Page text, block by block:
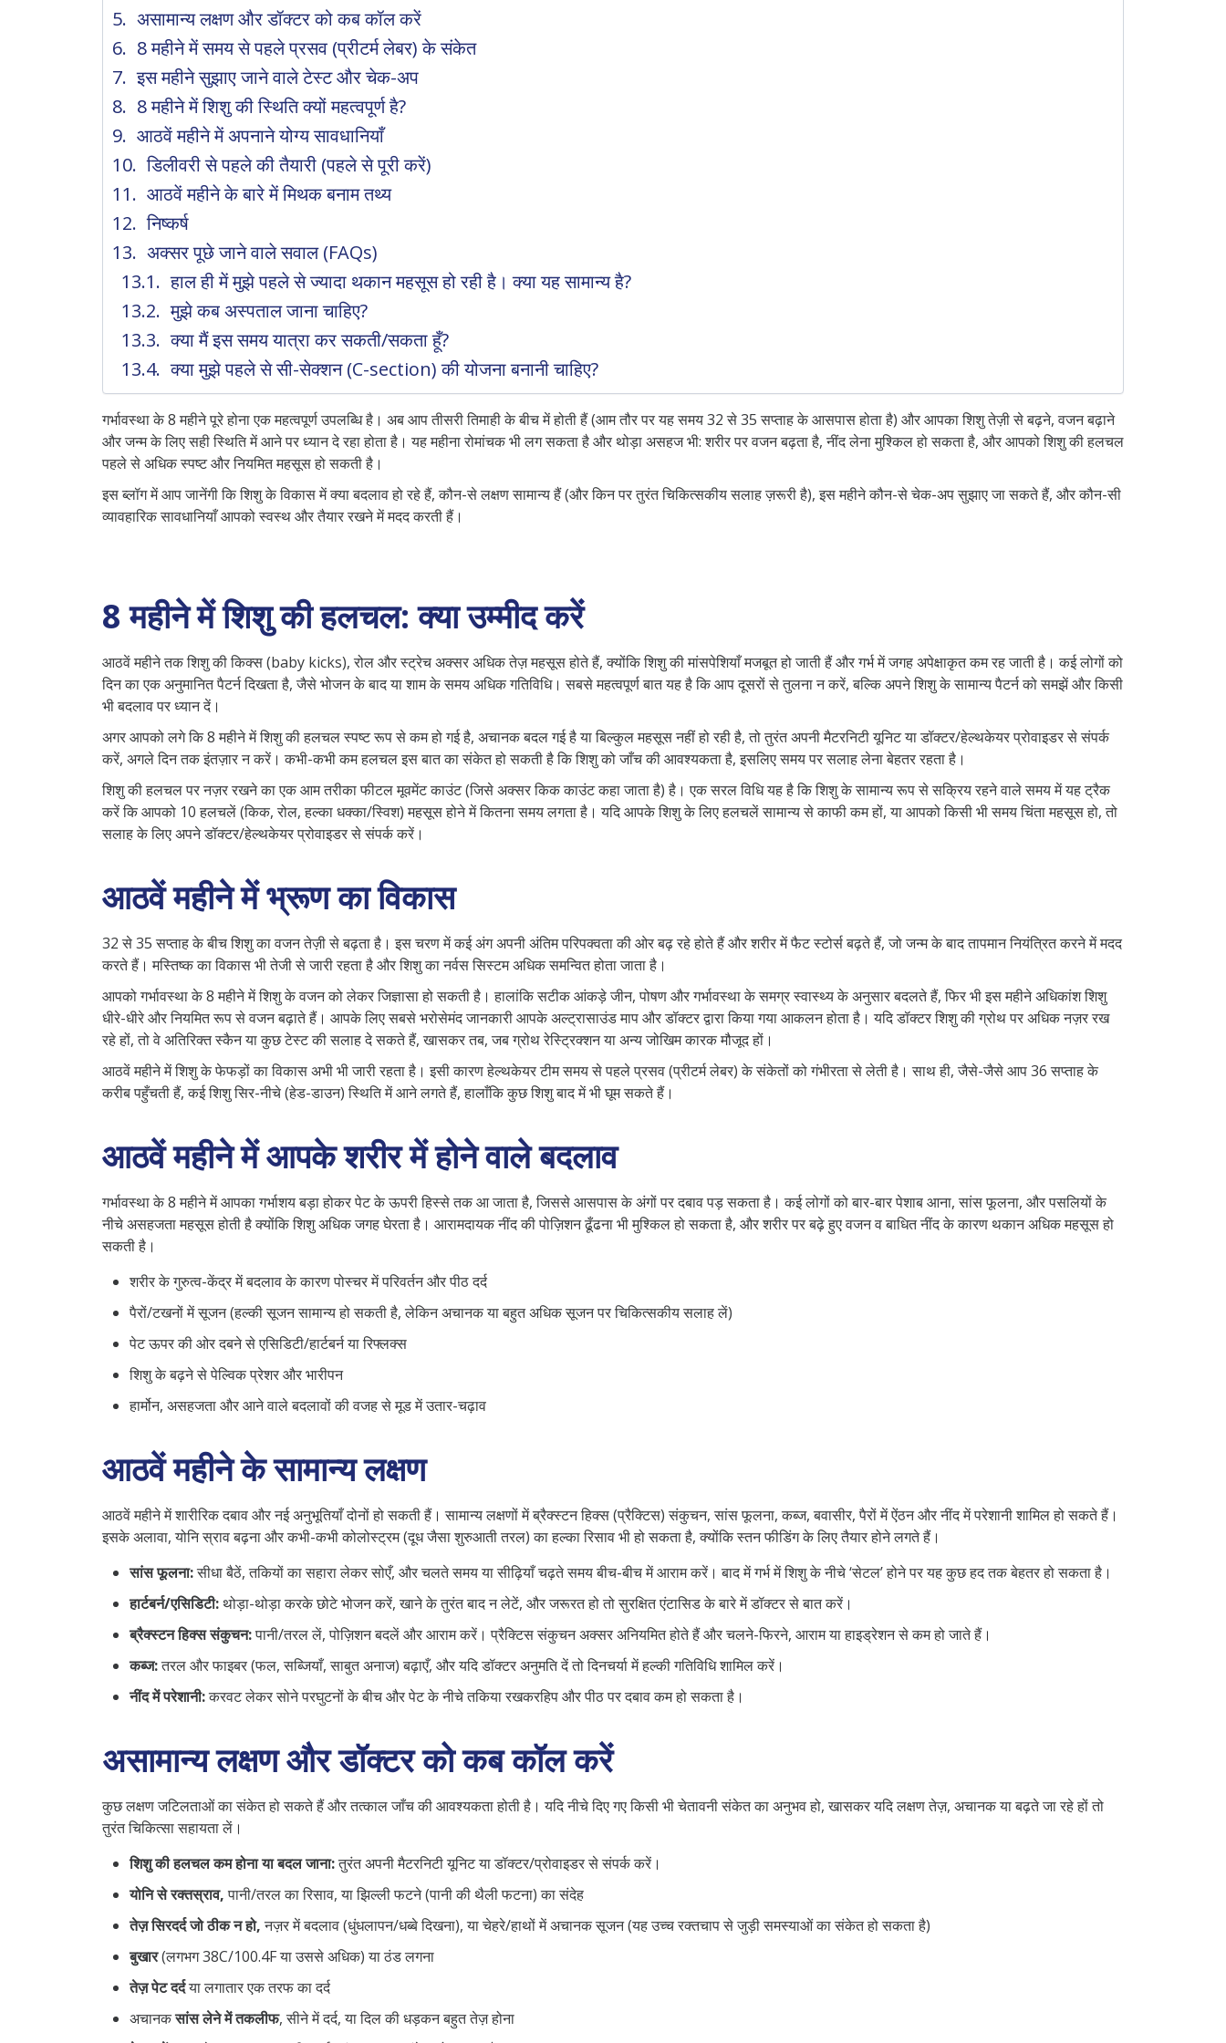
असामान्य लक्षण और डॉक्टर को कब कॉल करें
8 महीने में समय से पहले प्रसव (प्रीटर्म लेबर) के संकेत
इस महीने सुझाए जाने वाले टेस्ट और चेक-अप
8 महीने में शिशु की स्थिति क्यों महत्वपूर्ण है?
आठवें महीने में अपनाने योग्य सावधानियाँ
डिलीवरी से पहले की तैयारी (पहले से पूरी करें)
आठवें महीने के बारे में मिथक बनाम तथ्य
निष्कर्ष
अक्सर पूछे जाने वाले सवाल (FAQs)
हाल ही में मुझे पहले से ज्यादा थकान महसूस हो रही है। क्या यह सामान्य है?
मुझे कब अस्पताल जाना चाहिए?
क्या मैं इस समय यात्रा कर सकती/सकता हूँ?
क्या मुझे पहले से सी-सेक्शन (C-section) की योजना बनानी चाहिए?
गर्भावस्था के 8 महीने पूरे होना एक महत्वपूर्ण उपलब्धि है। अब आप तीसरी तिमाही के बीच में होती हैं (आम तौर पर यह समय 32 से 35 सप्ताह के आसपास होता है) और आपका शिशु तेज़ी से बढ़ने, वजन बढ़ाने
और जन्म के लिए सही स्थिति में आने पर ध्यान दे रहा होता है। यह महीना रोमांचक भी लग सकता है और थोड़ा असहज भी: शरीर पर वजन बढ़ता है, नींद लेना मुश्किल हो सकता है, और आपको शिशु की हलचल
पहले से अधिक स्पष्ट और नियमित महसूस हो सकती है।
इस ब्लॉग में आप जानेंगी कि शिशु के विकास में क्या बदलाव हो रहे हैं, कौन-से लक्षण सामान्य हैं (और किन पर तुरंत चिकित्सकीय सलाह ज़रूरी है), इस महीने कौन-से चेक-अप सुझाए जा सकते हैं, और कौन-सी
व्यावहारिक सावधानियाँ आपको स्वस्थ और तैयार रखने में मदद करती हैं।
8 महीने में शिशु की हलचल: क्या उम्मीद करें
आठवें महीने तक शिशु की किक्स (baby kicks), रोल और स्ट्रेच अक्सर अधिक तेज़ महसूस होते हैं, क्योंकि शिशु की मांसपेशियाँ मजबूत हो जाती हैं और गर्भ में जगह अपेक्षाकृत कम रह जाती है। कई लोगों को
दिन का एक अनुमानित पैटर्न दिखता है, जैसे भोजन के बाद या शाम के समय अधिक गतिविधि। सबसे महत्वपूर्ण बात यह है कि आप दूसरों से तुलना न करें, बल्कि अपने शिशु के सामान्य पैटर्न को समझें और किसी
भी बदलाव पर ध्यान दें।
अगर आपको लगे कि 8 महीने में शिशु की हलचल स्पष्ट रूप से कम हो गई है, अचानक बदल गई है या बिल्कुल महसूस नहीं हो रही है, तो तुरंत अपनी मैटरनिटी यूनिट या डॉक्टर/हेल्थकेयर प्रोवाइडर से संपर्क
करें, अगले दिन तक इंतज़ार न करें। कभी-कभी कम हलचल इस बात का संकेत हो सकती है कि शिशु को जाँच की आवश्यकता है, इसलिए समय पर सलाह लेना बेहतर रहता है।
शिशु की हलचल पर नज़र रखने का एक आम तरीका फीटल मूवमेंट काउंट (जिसे अक्सर किक काउंट कहा जाता है) है। एक सरल विधि यह है कि शिशु के सामान्य रूप से सक्रिय रहने वाले समय में यह ट्रैक
करें कि आपको 10 हलचलें (किक, रोल, हल्का धक्का/स्विश) महसूस होने में कितना समय लगता है। यदि आपके शिशु के लिए हलचलें सामान्य से काफी कम हों, या आपको किसी भी समय चिंता महसूस हो, तो
सलाह के लिए अपने डॉक्टर/हेल्थकेयर प्रोवाइडर से संपर्क करें।
आठवें महीने में भ्रूण का विकास
32 से 35 सप्ताह के बीच शिशु का वजन तेज़ी से बढ़ता है। इस चरण में कई अंग अपनी अंतिम परिपक्वता की ओर बढ़ रहे होते हैं और शरीर में फैट स्टोर्स बढ़ते हैं, जो जन्म के बाद तापमान नियंत्रित करने में मदद
करते हैं। मस्तिष्क का विकास भी तेजी से जारी रहता है और शिशु का नर्वस सिस्टम अधिक समन्वित होता जाता है।
आपको गर्भावस्था के 8 महीने में शिशु के वजन को लेकर जिज्ञासा हो सकती है। हालांकि सटीक आंकड़े जीन, पोषण और गर्भावस्था के समग्र स्वास्थ्य के अनुसार बदलते हैं, फिर भी इस महीने अधिकांश शिशु
धीरे-धीरे और नियमित रूप से वजन बढ़ाते हैं। आपके लिए सबसे भरोसेमंद जानकारी आपके अल्ट्रासाउंड माप और डॉक्टर द्वारा किया गया आकलन होता है। यदि डॉक्टर शिशु की ग्रोथ पर अधिक नज़र रख
रहे हों, तो वे अतिरिक्त स्कैन या कुछ टेस्ट की सलाह दे सकते हैं, खासकर तब, जब ग्रोथ रेस्ट्रिक्शन या अन्य जोखिम कारक मौजूद हों।
आठवें महीने में शिशु के फेफड़ों का विकास अभी भी जारी रहता है। इसी कारण हेल्थकेयर टीम समय से पहले प्रसव (प्रीटर्म लेबर) के संकेतों को गंभीरता से लेती है। साथ ही, जैसे-जैसे आप 36 सप्ताह के
करीब पहुँचती हैं, कई शिशु सिर-नीचे (हेड-डाउन) स्थिति में आने लगते हैं, हालाँकि कुछ शिशु बाद में भी घूम सकते हैं।
आठवें महीने में आपके शरीर में होने वाले बदलाव
गर्भावस्था के 8 महीने में आपका गर्भाशय बड़ा होकर पेट के ऊपरी हिस्से तक आ जाता है, जिससे आसपास के अंगों पर दबाव पड़ सकता है। कई लोगों को बार-बार पेशाब आना, सांस फूलना, और पसलियों के
नीचे असहजता महसूस होती है क्योंकि शिशु अधिक जगह घेरता है। आरामदायक नींद की पोज़िशन ढूँढना भी मुश्किल हो सकता है, और शरीर पर बढ़े हुए वजन व बाधित नींद के कारण थकान अधिक महसूस हो
सकती है।
शरीर के गुरुत्व-केंद्र में बदलाव के कारण पोस्चर में परिवर्तन और पीठ दर्द
पैरों/टखनों में सूजन (हल्की सूजन सामान्य हो सकती है, लेकिन अचानक या बहुत अधिक सूजन पर चिकित्सकीय सलाह लें)
पेट ऊपर की ओर दबने से एसिडिटी/हार्टबर्न या रिफ्लक्स
शिशु के बढ़ने से पेल्विक प्रेशर और भारीपन
हार्मोन, असहजता और आने वाले बदलावों की वजह से मूड में उतार-चढ़ाव
आठवें महीने के सामान्य लक्षण
आठवें महीने में शारीरिक दबाव और नई अनुभूतियाँ दोनों हो सकती हैं। सामान्य लक्षणों में ब्रैक्‍स्टन हिक्स (प्रैक्टिस) संकुचन, सांस फूलना, कब्ज, बवासीर, पैरों में ऐंठन और नींद में परेशानी शामिल हो सकते हैं।
इसके अलावा, योनि स्राव बढ़ना और कभी-कभी कोलोस्ट्रम (दूध जैसा शुरुआती तरल) का हल्का रिसाव भी हो सकता है, क्योंकि स्तन फीडिंग के लिए तैयार होने लगते हैं।
सांस फूलना:सीधा बैठें, तकियों का सहारा लेकर सोएँ, और चलते समय या सीढ़ियाँ चढ़ते समय बीच-बीच में आराम करें। बाद में गर्भ में शिशु के नीचे ‘सेटल’ होने पर यह कुछ हद तक बेहतर हो सकता है।
हार्टबर्न/एसिडिटी:थोड़ा-थोड़ा करके छोटे भोजन करें, खाने के तुरंत बाद न लेटें, और जरूरत हो तो सुरक्षित एंटासिड के बारे में डॉक्टर से बात करें।
ब्रैक्‍स्टन हिक्स संकुचन:पानी/तरल लें, पोज़िशन बदलें और आराम करें। प्रैक्टिस संकुचन अक्सर अनियमित होते हैं और चलने-फिरने, आराम या हाइड्रेशन से कम हो जाते हैं।
कब्ज:तरल और फाइबर (फल, सब्जियाँ, साबुत अनाज) बढ़ाएँ, और यदि डॉक्टर अनुमति दें तो दिनचर्या में हल्की गतिविधि शामिल करें।
नींद में परेशानी:करवट लेकर सोने परघुटनों के बीच और पेट के नीचे तकिया रखकरहिप और पीठ पर दबाव कम हो सकता है।
असामान्य लक्षण और डॉक्टर को कब कॉल करें
कुछ लक्षण जटिलताओं का संकेत हो सकते हैं और तत्काल जाँच की आवश्यकता होती है। यदि नीचे दिए गए किसी भी चेतावनी संकेत का अनुभव हो, खासकर यदि लक्षण तेज़, अचानक या बढ़ते जा रहे हों तो
तुरंत चिकित्सा सहायता लें।
शिशु की हलचल कम होना या बदल जाना:तुरंत अपनी मैटरनिटी यूनिट या डॉक्टर/प्रोवाइडर से संपर्क करें।
योनि से रक्तस्राव,पानी/तरल का रिसाव, या झिल्ली फटने (पानी की थैली फटना) का संदेह
तेज़ सिरदर्द जो ठीक न हो,नज़र में बदलाव (धुंधलापन/धब्बे दिखना), या चेहरे/हाथों में अचानक सूजन (यह उच्च रक्तचाप से जुड़ी समस्याओं का संकेत हो सकता है)
बुखार(लगभग 38C/100.4F या उससे अधिक) या ठंड लगना
तेज़ पेट दर्दया लगातार एक तरफ का दर्द
अचानकसांस लेने में तकलीफ, सीने में दर्द, या दिल की धड़कन बहुत तेज़ होना